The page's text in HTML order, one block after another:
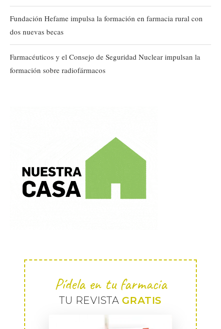
Fundación Hefame impulsa la formación en farmacia rural con
dos nuevas becas
Farmacéuticos y el Consejo de Seguridad Nuclear impulsan la
formación sobre radiofármacos
Pídela en tu farmacia
TU REVISTA GRATIS